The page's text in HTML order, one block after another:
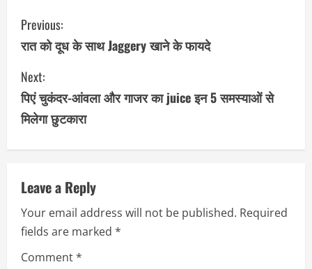
C
o
n
t
i
u
e
R
Previous:
रात को दूध के साथ Jaggery खाने के फायदे
Next:
पिएं चुकंदर-आंवला और गाजर का juice इन 5 समस्याओं से
मिलेगा छुटकारा
Leave a Reply
Your email address will not be published. Required
fields are marked *
Comment*